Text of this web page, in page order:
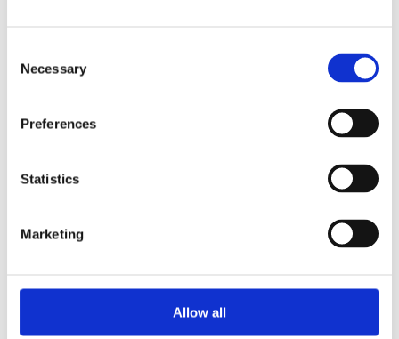
Selection
Necessary
Preferences
Statistics
Marketing
Allow all
Zunahme der schnellen Beta-Wellen
Das
Gehirn verfügt über mehr Ressourcen, um
optimal zu funktionieren. Verbesserung der
Denkvermögen usw.)
Wichtig: Bitte lesen Sie den
Diese Behandlung ist rezeptfrei erhältlich und